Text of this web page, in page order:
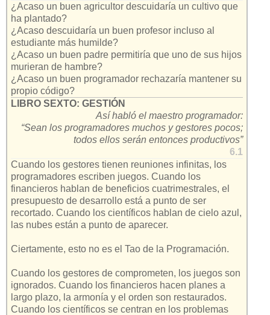
¿Acaso un buen agricultor descuidaría un cultivo que
ha plantado?
¿Acaso descuidaría un buen profesor incluso al
estudiante más humilde?
¿Acaso un buen padre permitiría que uno de sus hijos
murieran de hambre?
¿Acaso un buen programador rechazaría mantener su
propio código?
LIBRO SEXTO: GESTIÓN
Así habló el maestro programador:
“Sean los programadores muchos y gestores pocos;
todos ellos serán entonces productivos”
6.1
Cuando los gestores tienen reuniones infinitas, los
programadores escriben juegos. Cuando los
financieros hablan de beneficios cuatrimestrales, el
presupuesto de desarrollo está a punto de ser
recortado. Cuando los científicos hablan de cielo azul,
las nubes están a punto de aparecer.
Ciertamente, esto no es el Tao de la Programación.
Cuando los gestores de comprometen, los juegos son
ignorados. Cuando los financieros hacen planes a
largo plazo, la armonía y el orden son restaurados.
Cuando los científicos se centran en los problemas